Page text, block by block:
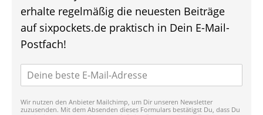
erhalte regelmäßig die neuesten Beiträge
auf sixpockets.de praktisch in Dein E-Mail-
Postfach!
Wir nutzen den Anbieter Mailchimp, um Dir unseren Newsletter
zuzusenden. Mit dem Absenden dieses Formulars bestätigst Du, dass Du